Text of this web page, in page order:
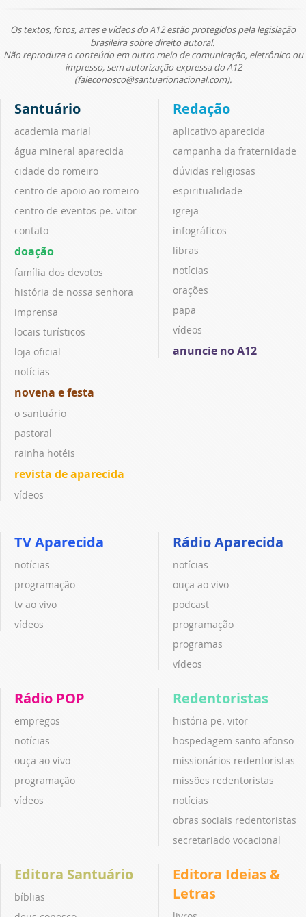
Os textos, fotos, artes e vídeos do A12 estão protegidos pela legislação
brasileira sobre direito autoral.
Não reproduza o conteúdo em outro meio de comunicação, eletrônico ou
impresso, sem autorização expressa do A12
(faleconosco@santuarionacional.com).
Santuário
academia marial
água mineral aparecida
cidade do romeiro
centro de apoio ao romeiro
centro de eventos pe. vitor
contato
doação
família dos devotos
história de nossa senhora
imprensa
locais turísticos
loja oficial
notícias
novena e festa
o santuário
pastoral
rainha hotéis
revista de aparecida
vídeos
Redação
aplicativo aparecida
campanha da fraternidade
dúvidas religiosas
espiritualidade
igreja
infográficos
libras
notícias
orações
papa
vídeos
anuncie no A12
TV Aparecida
notícias
programação
tv ao vivo
vídeos
Rádio Aparecida
notícias
ouça ao vivo
podcast
programação
programas
vídeos
Rádio POP
empregos
notícias
ouça ao vivo
programação
vídeos
Redentoristas
história pe. vitor
hospedagem santo afonso
missionários redentoristas
missões redentoristas
notícias
obras sociais redentoristas
secretariado vocacional
Editora Santuário
bíblias
Editora Ideias &
Letras